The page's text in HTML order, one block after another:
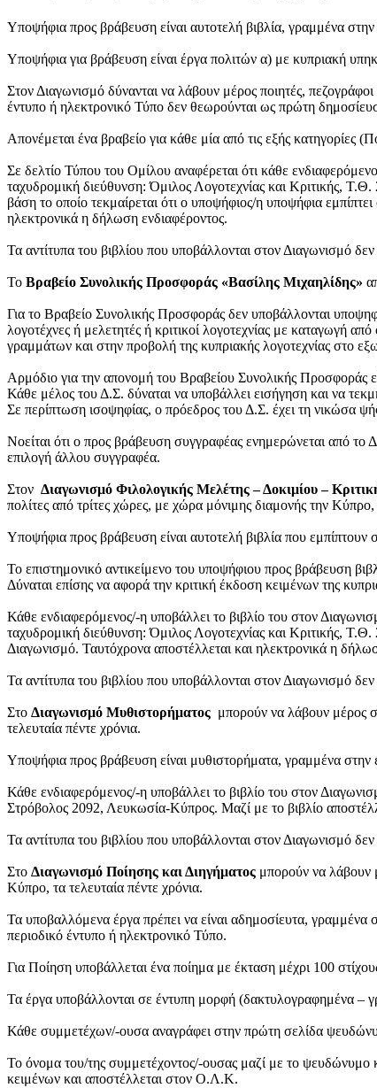
Υποψήφια προς βράβευση είναι αυτοτελή βιβλία, γραμμένα
Υποψήφια για βράβευση είναι έργα πολιτών α) με κυπριακή
Στον Διαγωνισμό δύνανται να λάβουν μέρος ποιητές,
έντυπο ή ηλεκτρονικό Τύπο δεν θεωρούνται ως πρώτη
Απονέμεται ένα βραβείο για κάθε μία από τις εξής
Σε δελτίο Τύπου του Ομίλου αναφέρεται ότι κάθε
ταχυδρομική διεύθυνση: Όμιλος Λογοτεχνίας και Κριτικής,
βάση το οποίο τεκμαίρεται ότι ο υποψήφιος/η υποψήφια
ηλεκτρονικά η δήλωση ενδιαφέροντος.
Τα αντίτυπα του βιβλίου που υποβάλλονται στον Διαγωνισμό
Το Βραβείο Συνολικής Προσφοράς «Βασίλης Μιχαηλίδης»
Για το Βραβείο Συνολικής Προσφοράς δεν υποβάλλονται
λογοτέχνες ή μελετητές ή κριτικοί λογοτεχνίας με καταγωγή
γραμμάτων και στην προβολή της κυπριακής λογοτεχνίας στο
Αρμόδιο για την απονομή του Βραβείου Συνολικής Προσφοράς
Κάθε μέλος του Δ.Σ. δύναται να υποβάλλει εισήγηση και να
Σε περίπτωση ισοψηφίας, ο πρόεδρος του Δ.Σ. έχει τη νικώσα
Νοείται ότι ο προς βράβευση συγγραφέας ενημερώνεται από
επιλογή άλλου συγγραφέα.
Στον Διαγωνισμό Φιλολογικής Μελέτης – Δοκιμίου –
πολίτες από τρίτες χώρες, με χώρα μόνιμης διαμονής την Κύπρο,
Υποψήφια προς βράβευση είναι αυτοτελή βιβλία που εμπίπτουν
Το επιστημονικό αντικείμενο του υποψήφιου προς βράβευση
Δύναται επίσης να αφορά την κριτική έκδοση κειμένων της
Κάθε ενδιαφερόμενος/-η υποβάλλει το βιβλίο του στον
ταχυδρομική διεύθυνση: Όμιλος Λογοτεχνίας και Κριτικής,
Διαγωνισμό. Ταυτόχρονα αποστέλλεται και ηλεκτρονικά η
Τα αντίτυπα του βιβλίου που υποβάλλονται στον Διαγωνισμό
Στο Διαγωνισμό Μυθιστορήματος μπορούν να λάβουν μέρος
τελευταία πέντε χρόνια.
Υποψήφια προς βράβευση είναι μυθιστορήματα, γραμμένα στην
Κάθε ενδιαφερόμενος/-η υποβάλλει το βιβλίο του στον
Στρόβολος 2092, Λευκωσία-Κύπρος. Μαζί με το βιβλίο
Τα αντίτυπα του βιβλίου που υποβάλλονται στον Διαγωνισμό
Στο Διαγωνισμό Ποίησης και Διηγήματος μπορούν να λάβουν
Κύπρο, τα τελευταία πέντε χρόνια.
Τα υποβαλλόμενα έργα πρέπει να είναι αδημοσίευτα, γραμμένα
περιοδικό έντυπο ή ηλεκτρονικό Τύπο.
Για Ποίηση υποβάλλεται ένα ποίημα με έκταση μέχρι 100
Τα έργα υποβάλλονται σε έντυπη μορφή (δακτυλογραφημένα –
Κάθε συμμετέχων/-ουσα αναγράφει στην πρώτη σελίδα
Το όνομα του/της συμμετέχοντος/-ουσας μαζί με το ψευδώνυμο
κειμένων και αποστέλλεται στον Ο.Λ.Κ.